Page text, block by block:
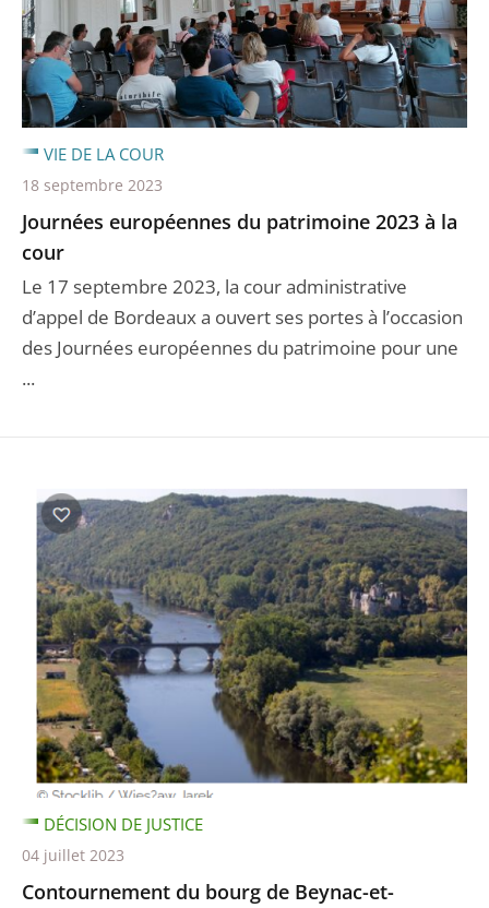
Journées européennes du patrimoine 2023 à la
cour
Le 17 septembre 2023, la cour administrative
d’appel de Bordeaux a ouvert ses portes à l’occasion
des Journées européennes du patrimoine pour une
...
VIE DE LA COUR
18 septembre 2023
Contournement du bourg de Beynac-et-
DÉCISION DE JUSTICE
04 juillet 2023